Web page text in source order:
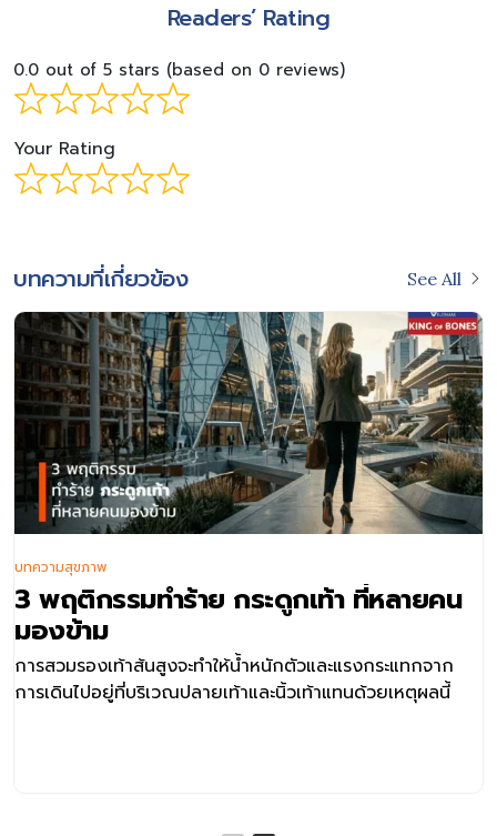
Readers’ Rating
0.0 out of 5 stars (based on 0 reviews)
Your Rating
บทความที่เกี่ยวข้อง See All
3 พฤติกรรมทำร้าย กระดูกเท้า ที่หลายคน
มองข้าม
การสวมรองเท้าส้นสูงจะทำให้น้ำหนักตัวและแรงกระแทกจาก
การเดินไปอยู่ที่บริเวณปลายเท้าและนิ้วเท้าแทนด้วยเหตุผลนี้
บทความสุขภาพ